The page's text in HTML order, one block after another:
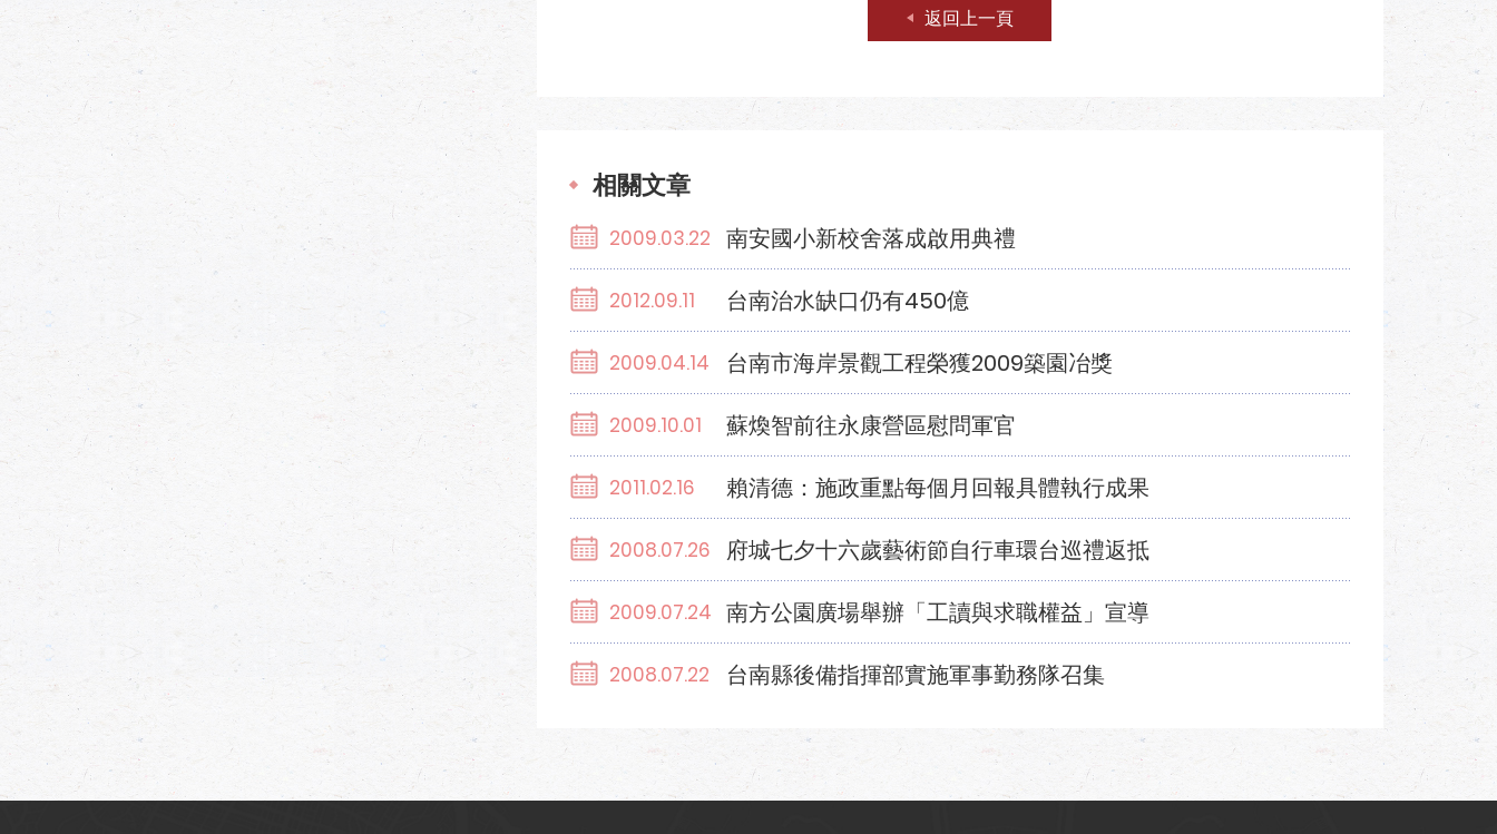
返回上一頁
相關文章
2009.03.22 南安國小新校舍落成啟用典禮
2012.09.11 台南治水缺口仍有450億
2009.04.14 台南市海岸景觀工程榮獲2009築園冶獎
2009.10.01 蘇煥智前往永康營區慰問軍官
2011.02.16 賴清德：施政重點每個月回報具體執行成果
2008.07.26 府城七夕十六歲藝術節自行車環台巡禮返抵
2009.07.24 南方公園廣場舉辦「工讀與求職權益」宣導
2008.07.22 台南縣後備指揮部實施軍事勤務隊召集